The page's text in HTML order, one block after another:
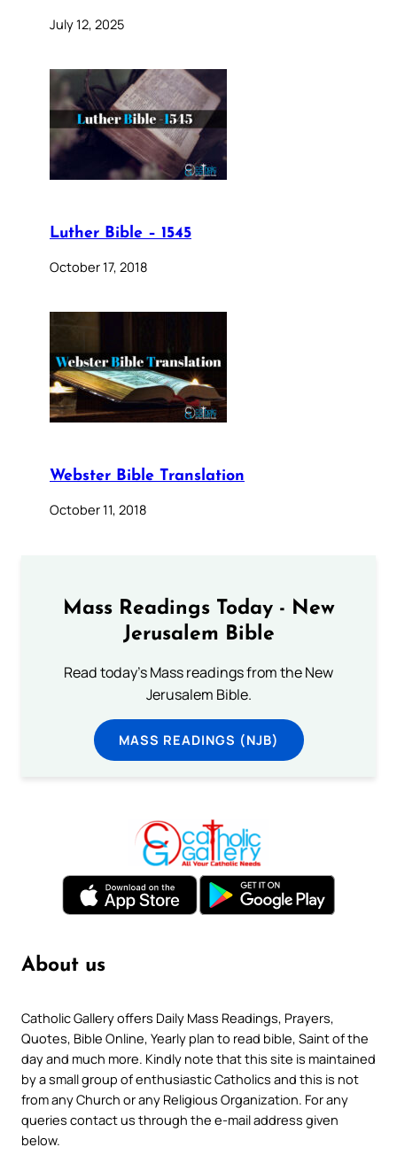
July 12, 2025
Luther Bible – 1545
October 17, 2018
Webster Bible Translation
October 11, 2018
Mass Readings Today - New
Jerusalem Bible
Read today's Mass readings from the New
Jerusalem Bible.
MASS READINGS (NJB)
About us
Catholic Gallery offers Daily Mass Readings, Prayers,
Quotes, Bible Online, Yearly plan to read bible, Saint of the
day and much more. Kindly note that this site is maintained
by a small group of enthusiastic Catholics and this is not
from any Church or any Religious Organization. For any
queries contact us through the e-mail address given
below.